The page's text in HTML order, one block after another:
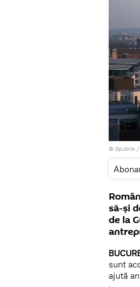
© Sputnik /
să-şi
de la
sunt
ajută